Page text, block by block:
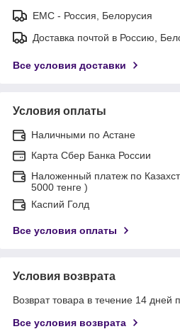
ЕМС - Россия, Белорусия
Доставка почтой в Россию,
Все условия доставки
Условия оплаты
Наличными по Астане
Карта Сбер Банка России
Наложенный платеж по
5000 тенге )
Каспий Голд
Все условия оплаты
Условия возврата
Возврат товара в течение 14 дней
Все условия возврата